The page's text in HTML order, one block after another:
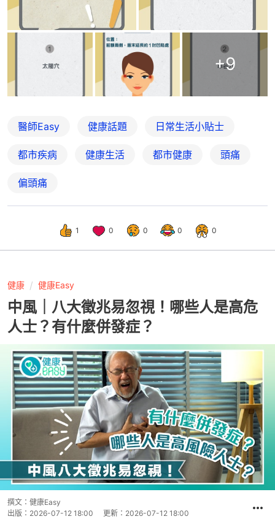
+9
醫師Easy 健康話題 日常生活小貼士
都市疾病 健康生活 都市健康 頭痛
偏頭痛
1 0 0 0 0
健康 健康Easy
中風｜八大徵兆易忽視！哪些人是高危
人士？有什麼併發症？
撰文： 健康Easy
出版： 2026-07-12 18:00 更新： 2026-07-12 18:00